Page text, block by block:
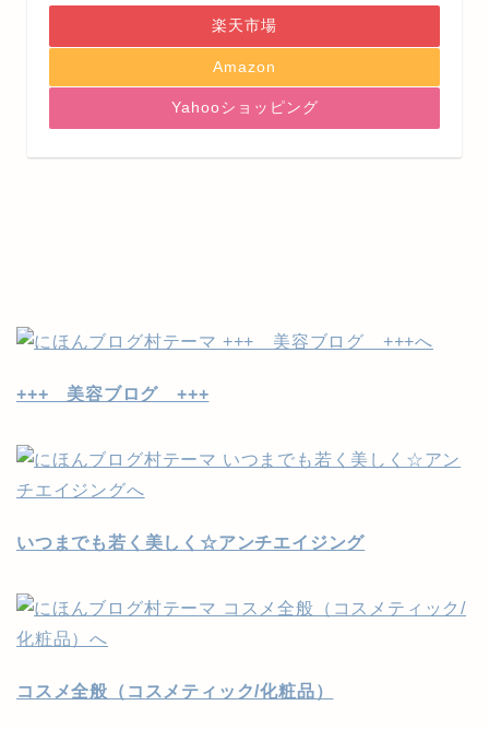
楽天市場
Amazon
Yahooショッピング
+++ 美容ブログ +++
いつまでも若く美しく☆アンチエイジング
コスメ全般（コスメティック/化粧品）